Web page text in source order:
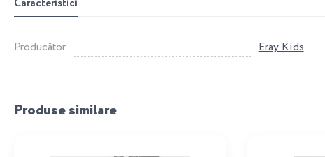
Caracteristici
Producător Eray Kids
Produse similare